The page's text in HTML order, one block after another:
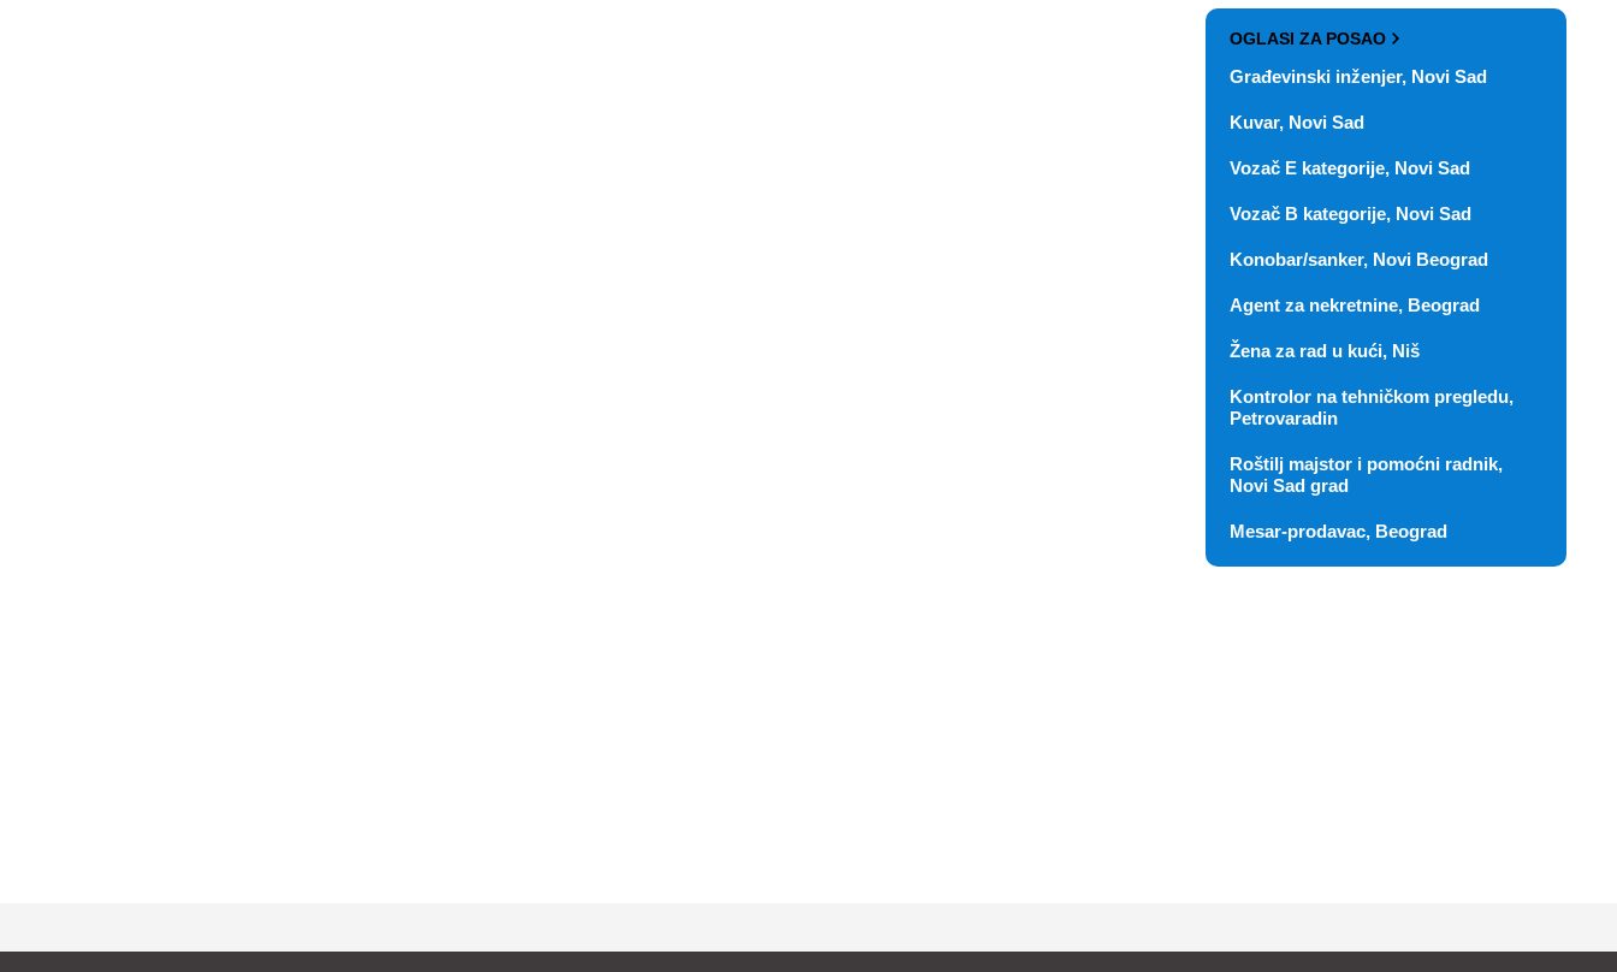
OGLASI ZA POSAO
Građevinski inženjer, Novi Sad
Kuvar, Novi Sad
Vozač E kategorije, Novi Sad
Vozač B kategorije, Novi Sad
Konobar/sanker, Novi Beograd
Agent za nekretnine, Beograd
Žena za rad u kući, Niš
Kontrolor na tehničkom pregledu,
Petrovaradin
Roštilj majstor i pomoćni radnik,
Novi Sad grad
Mesar-prodavac, Beograd